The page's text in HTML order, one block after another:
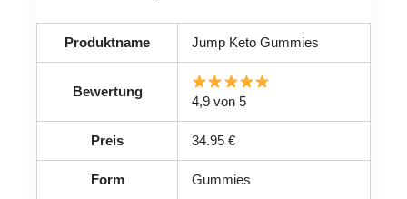
Produktname Jump Keto Gummies
Bewertung
4,9 von 5
Preis 34.95 €
Form Gummies